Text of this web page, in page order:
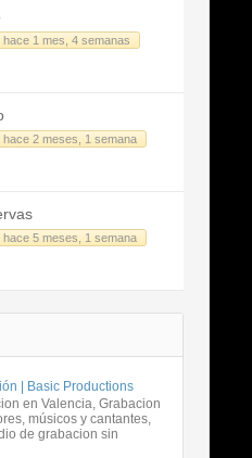
hace 1 mes, 4 semanas
hace 2 meses, 1 semana
hace 5 meses, 1 semana
| Basic Productions
en Valencia, Grabacion
músicos y cantantes,
de grabacion sin